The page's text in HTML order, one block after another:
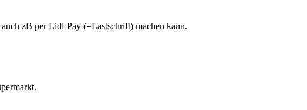
zB per Lidl-Pay (=Lastschrift) machen kann.